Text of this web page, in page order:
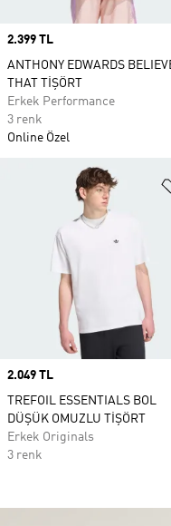
Price
2.399 TL
ANTHONY EDWARDS
THAT TİŞÖRT
Erkek Performance
3 renk
Online Özel
Price
2.049 TL
TREFOIL ESSENTIALS BOL
DÜŞÜK OMUZLU TİŞÖRT
Erkek Originals
3 renk